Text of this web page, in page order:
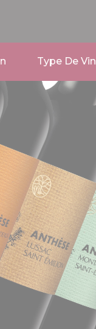
Type De Vin